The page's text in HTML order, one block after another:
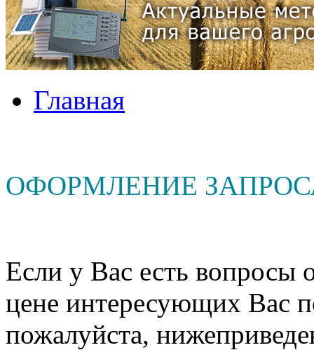
Главная
ОФОРМЛЕНИЕ
Если у Вас есть вопросы
цене интересующих Вас
пожалуйста,